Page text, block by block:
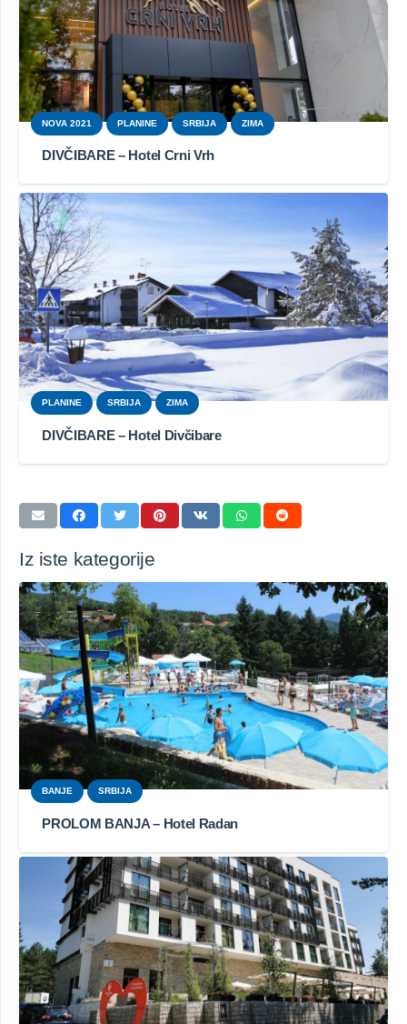
NOVA 2021 PLANINE SRBIJA ZIMA
DIVČIBARE – Hotel Crni Vrh
PLANINE SRBIJA ZIMA
DIVČIBARE – Hotel Divčibare
Iz iste kategorije
BANJE SRBIJA
PROLOM BANJA – Hotel Radan